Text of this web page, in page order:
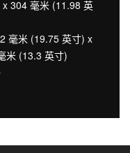
304 毫米 (11.98 英
毫米 (19.75 英寸) x
米 (13.3 英寸)